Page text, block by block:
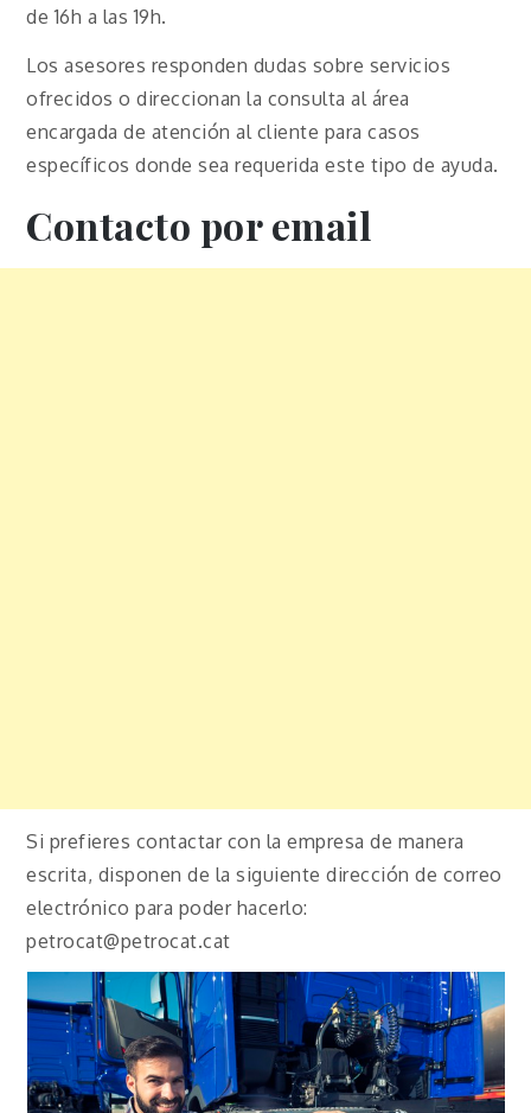
de 16h a las 19h.
Los asesores responden dudas sobre servicios
ofrecidos o direccionan la consulta al área
encargada de atención al cliente para casos
específicos donde sea requerida este tipo de ayuda.
Contacto por email
Si prefieres contactar con la empresa de manera
escrita, disponen de la siguiente dirección de correo
electrónico para poder hacerlo:
petrocat@petrocat.cat